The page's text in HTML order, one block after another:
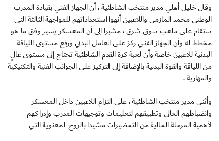
وقال خليل أهلي مدير منتخب الشاطئية ، أن الجهاز الفني بقيادة المدرب
الوطني محمد المازمي واللاعبين أنهوا استعداداتهم للمواجهة الثالثة التي
ستقام على ملعب سوق شرق ، مشيرا إلى أن المعسكر يسير وفق ما هو
مخطط له وأن الجهاز الفني ركز على العامل البدني ورفع مستوى اللياقة
البدنية للاعبين خاصة وأن لعبة كرة القدم الشاطئية تحتاج إلى مستوى عالٍ
من اللياقة والقوة البدنية بالإضافة إلى التركيز على الجوانب الفنية والتكتيكية
والمهارية .
وأثنى مدير منتخب الشاطئية ، على التزام اللاعبين داخل المعسكر
وانضباطهم العالي وتطبيقهم لتعليمات وتوجيهات المدرب وإدراكهم
لأهمية المرحلة الحالية من التحضيرات مشيدا بالروح المعنوية التي